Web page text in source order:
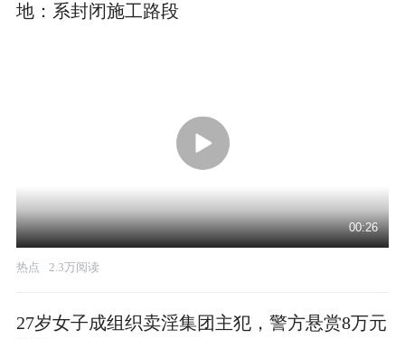
地：系封闭施工路段
00:26
热点 2.3万阅读
27岁女子成组织卖淫集团主犯，警方悬赏8万元